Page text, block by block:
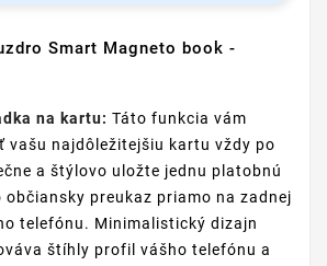
Smart Magneto book -
na kartu: Táto funkcia vám
vašu najdôležitejšiu kartu vždy po
a štýlovo uložte jednu platobnú
občiansky preukaz priamo na zadnej
telefónu. Minimalistický dizajn
štíhly profil vášho telefónu a